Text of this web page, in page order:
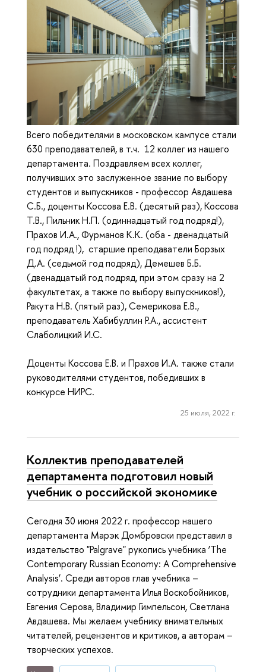
Всего победителями в московском кампусе стали
630 преподавателей, в т.ч. 12 коллег из нашего
департамента. Поздравляем всех коллег,
получивших это заслуженное звание по выбору
студентов и выпускников - профессор Авдашева
С.Б., доценты Коссова Е.В. (десятый раз), Коссова
Т.В., Пильник Н.П. (одиннадцатый год подряд!),
Прахов И.А., Фурманов К.К. (оба - двенадцатый
год подряд !), старшие преподаватели Борзых
Д.А. (седьмой год подряд), Демешев Б.Б.
(двенадцатый год подряд, при этом сразу на 2
факультетах, а также по выбору выпускников!),
Ракута Н.В. (пятый раз), Семерикова Е.В.,
преподаватель Хабибуллин Р.А., ассистент
Слаболицкий И.С.
Доценты Коссова Е.В. и Прахов И.А. также стали
руководителями студентов, победивших в
конкурсе НИРС.
25 июля, 2022 г.
Коллектив преподавателей
департамента подготовил новый
учебник о российской экономике
Сегодня 30 июня 2022 г. профессор нашего
департамента Марэк Домбровски представил в
издательство "Palgrave" рукопись учебника ‘The
Contemporary Russian Economy: A Comprehensive
Analysis’. Среди авторов глав учебника –
сотрудники департамента Илья Воскобойников,
Евгения Серова, Владимир Гимпельсон, Светлана
Авдашева. Мы желаем учебнику внимательных
читателей, рецензентов и критиков, а авторам –
творческих успехов.